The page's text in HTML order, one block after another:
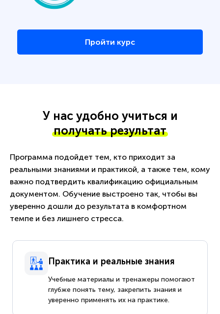
Пройти курс
У нас удобно учиться и
получать результат
Программа подойдет тем, кто приходит за
реальными знаниями и практикой, а также тем, кому
важно подтвердить квалификацию официальным
документом. Обучение выстроено так, чтобы вы
уверенно дошли до результата в комфортном
темпе и без лишнего стресса.
Практика и реальные знания
Учебные материалы и тренажеры помогают
глубже понять тему, закрепить знания и
уверенно применять их на практике.